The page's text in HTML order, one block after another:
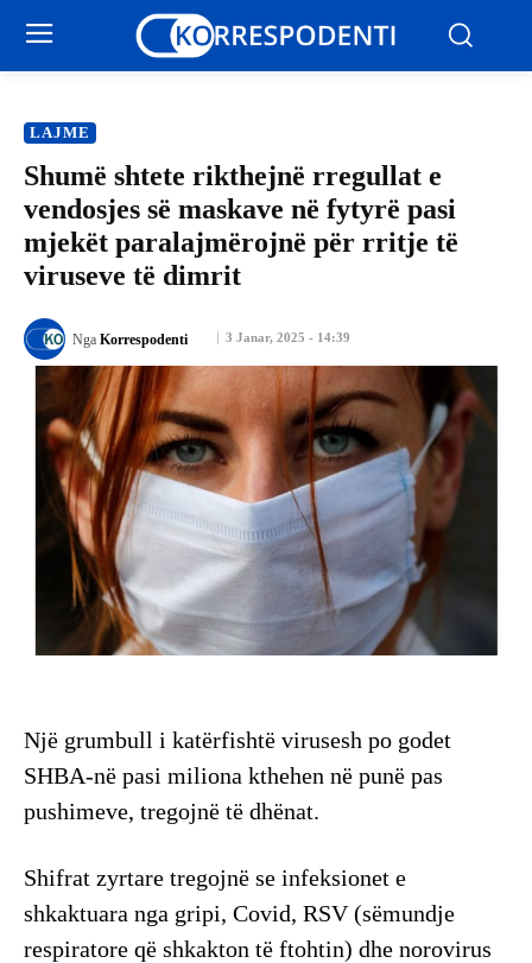
LAJME
Shumë shtete rikthejnë rregullat e
vendosjes së maskave në fytyrë pasi
mjekët paralajmërojnë për rritje të
viruseve të dimrit
3 Janar, 2025 - 14:39
Nga Korrespodenti
Një grumbull i katërfishtë virusesh po godet
SHBA-në pasi miliona kthehen në punë pas
pushimeve, tregojnë të dhënat.
Shifrat zyrtare tregojnë se infeksionet e
shkaktuara nga gripi, Covid, RSV (sëmundje
respiratore që shkakton të ftohtin) dhe norovirus